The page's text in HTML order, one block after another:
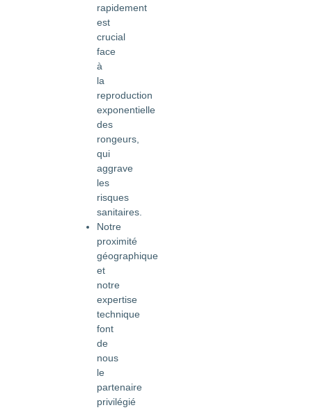
rapidement
est
crucial
face
à
la
reproduction
exponentielle
des
rongeurs,
qui
aggrave
les
risques
sanitaires.
Notre
proximité
géographique
et
notre
expertise
technique
font
de
nous
le
partenaire
privilégié